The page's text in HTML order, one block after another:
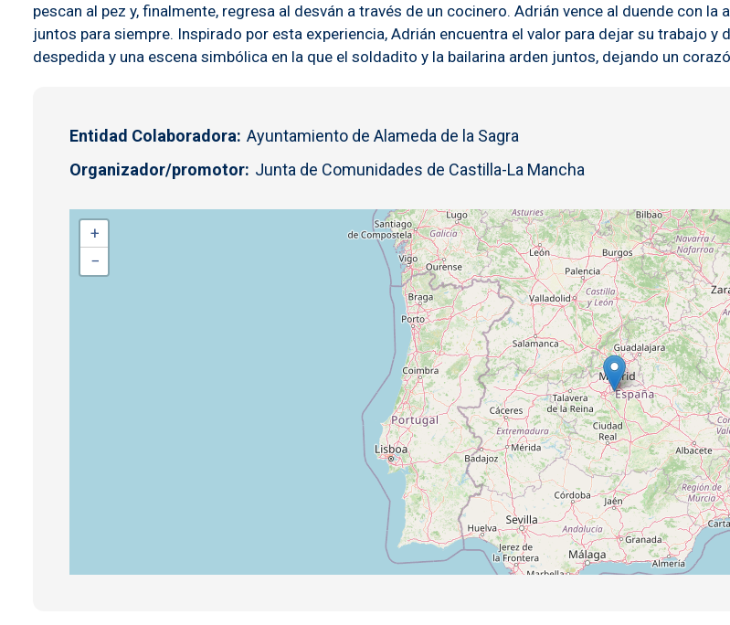
pescan al pez y, finalmente, regresa al desván a través de un cocinero. Adrián vence al duende con
juntos para siempre. Inspirado por esta experiencia, Adrián encuentra el valor para dejar su trabajo
despedida y una escena simbólica en la que el soldadito y la bailarina arden juntos, dejando un
Entidad Colaboradora Ayuntamiento de Alameda de la Sagra
Organizador/promotor Junta de Comunidades de Castilla-La Mancha
+
−